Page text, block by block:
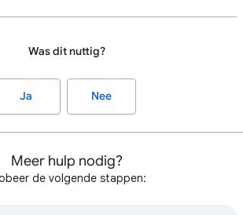
Was dit nuttig?
Ja Nee
Meer hulp nodig?
de volgende stappen: